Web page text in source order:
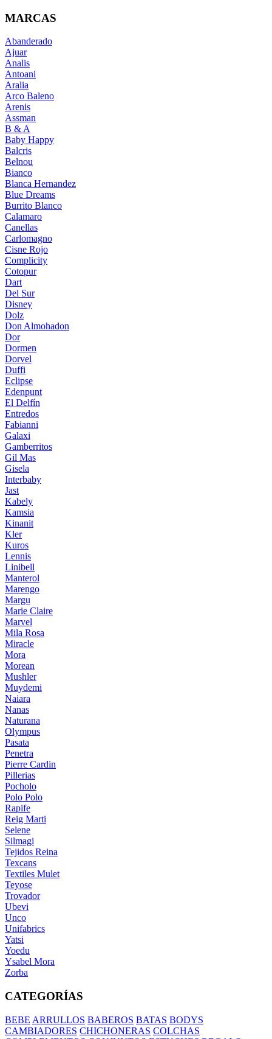
MARCAS
Abanderado
Ajuar
Analis
Antoani
Aralia
Arco Baleno
Arenis
Assman
B & A
Baby Happy
Balcris
Belnou
Bianco
Blanca Hernandez
Blue Dreams
Burrito Blanco
Calamaro
Canellas
Carlomagno
Cisne Rojo
Complicity
Cotopur
Dart
Del Sur
Disney
Dolz
Don Almohadon
Dor
Dormen
Dorvel
Duffi
Eclipse
Edenpunt
El Delfín
Entredos
Fabianni
Galaxi
Gamberritos
Gil Mas
Gisela
Interbaby
Jast
Kabely
Kamsia
Kinanit
Kler
Kuros
Lennis
Linibell
Manterol
Marengo
Margu
Marie Claire
Marvel
Mila Rosa
Miracle
Mora
Morean
Mushler
Muydemi
Naiara
Nanas
Naturana
Olympus
Pasata
Penetra
Pierre Cardin
Pillerias
Pocholo
Polo Polo
Rapife
Reig Marti
Selene
Silmagi
Tejidos Reina
Texcans
Textiles Mulet
Teyose
Trovador
Ubevi
Unco
Unifabrics
Yatsi
Yoedu
Ysabel Mora
Zorba
CATEGORÍAS
BEBE ARRULLOS BABEROS BATAS BODYS
CAMBIADORES CHICHONERAS COLCHAS